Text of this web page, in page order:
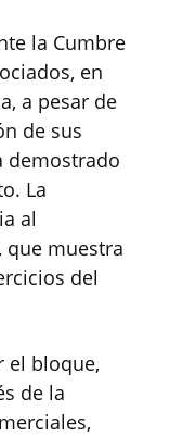
la Cumbre
en
a pesar de
de sus
demostrado
La
al
que muestra
del
el bloque,
de la